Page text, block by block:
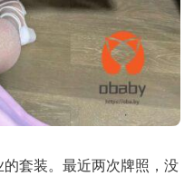
套装。最近两次牌照，没